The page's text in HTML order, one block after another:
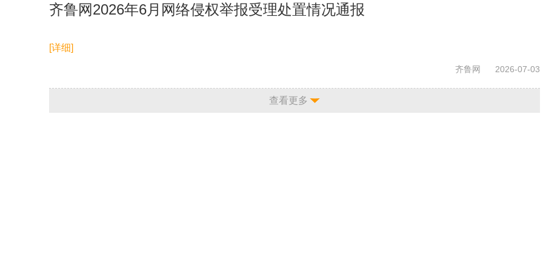
齐鲁网2026年6月网络侵权举报受理处置情况通报
[详细]
齐鲁网 2026-07-03
查看更多